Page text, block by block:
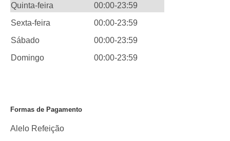
Quinta-feira
00:00-23:59
Sexta-feira
00:00-23:59
Sábado
00:00-23:59
Domingo
00:00-23:59
Formas de Pagamento
Alelo Refeição